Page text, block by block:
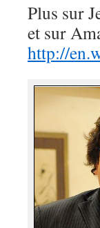
Plus sur
et sur
http://